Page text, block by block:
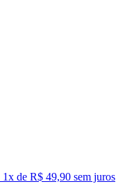
1x de R$ 49,90 sem juros